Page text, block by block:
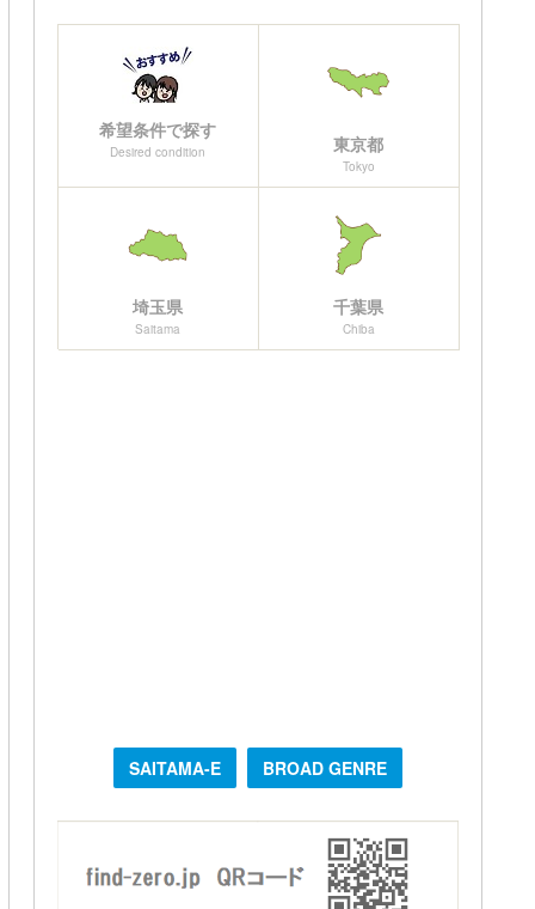
希望条件で探す
Desired condition 東京都
Tokyo
埼玉県
Saitama
千葉県
Chiba
SAITAMA-E BROAD GENRE